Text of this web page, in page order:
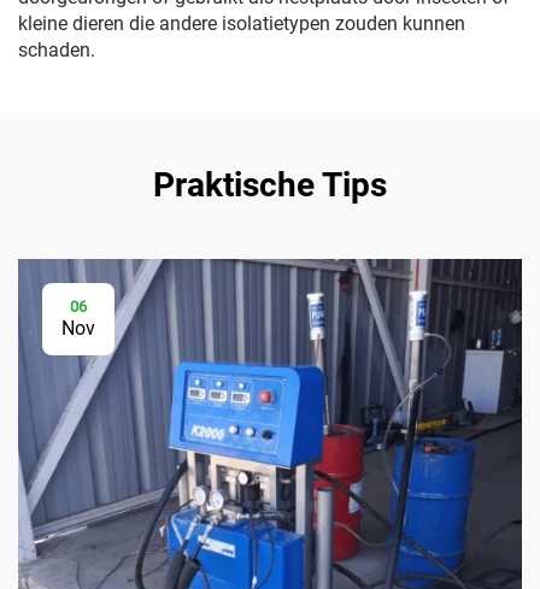
kleine dieren die andere isolatietypen zouden kunnen
schaden.
Praktische Tips
06
Nov